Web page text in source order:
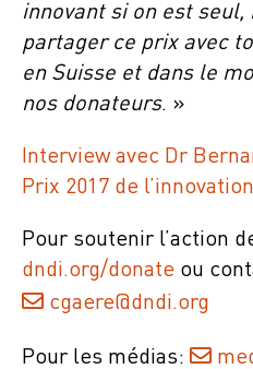
innovant si on est seul,
partager ce prix avec
en Suisse et dans le
nos donateurs. »
Interview avec Dr
Prix 2017 de l’innovation
Pour soutenir l’action
dndi.org/donate ou
cgaere@dndi.org
Pour les médias: